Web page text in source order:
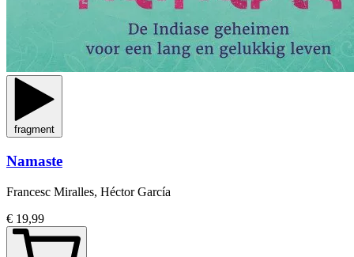
fragment
Namaste
Francesc Miralles, Héctor García
€ 19,99